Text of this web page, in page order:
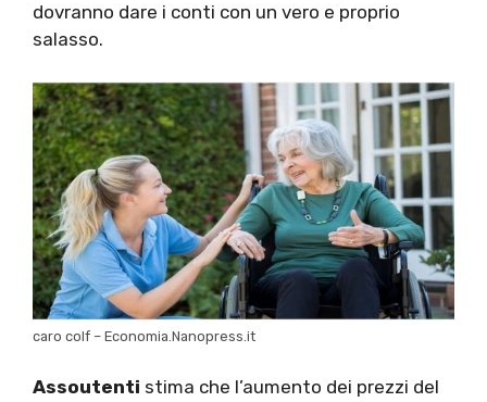
dovranno dare i conti con un vero e proprio
salasso.
caro colf – Economia.Nanopress.it
Assoutenti stima che l’aumento dei prezzi del